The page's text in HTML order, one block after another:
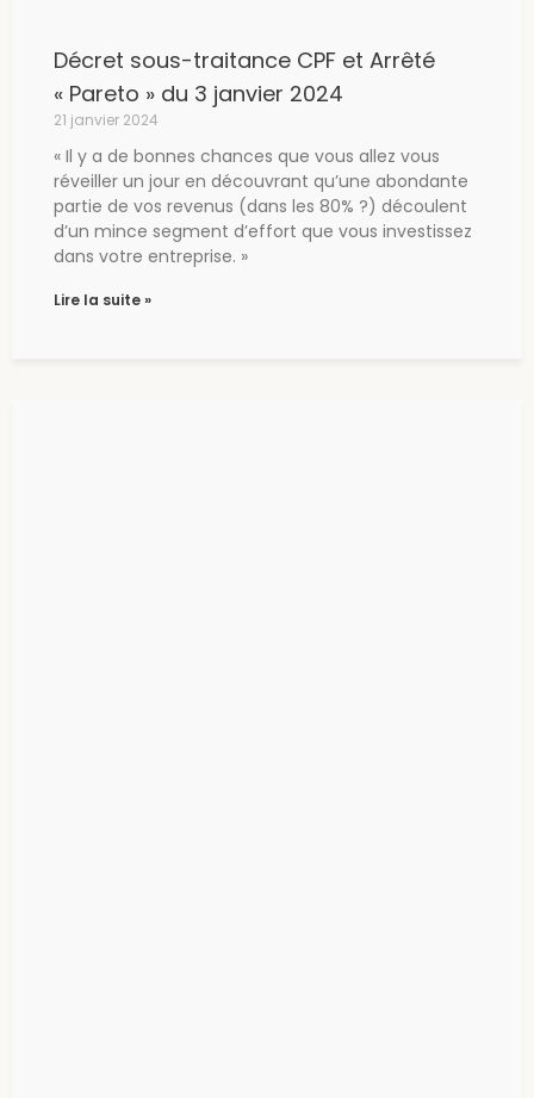
Décret sous-traitance CPF et Arrêté
« Pareto » du 3 janvier 2024
21 janvier 2024
« Il y a de bonnes chances que vous allez vous
réveiller un jour en découvrant qu’une abondante
partie de vos revenus (dans les 80% ?) découlent
d’un mince segment d’effort que vous investissez
dans votre entreprise. »
Lire la suite »